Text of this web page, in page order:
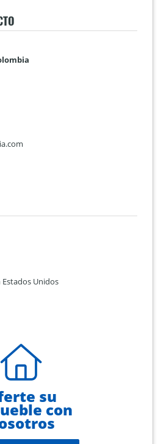
Unidos
su
con